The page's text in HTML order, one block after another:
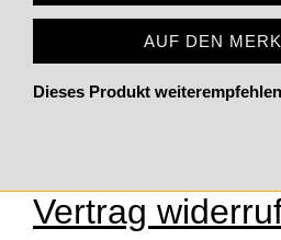
AUF DEN
Dieses Produkt weiterempfehlen
Vertrag